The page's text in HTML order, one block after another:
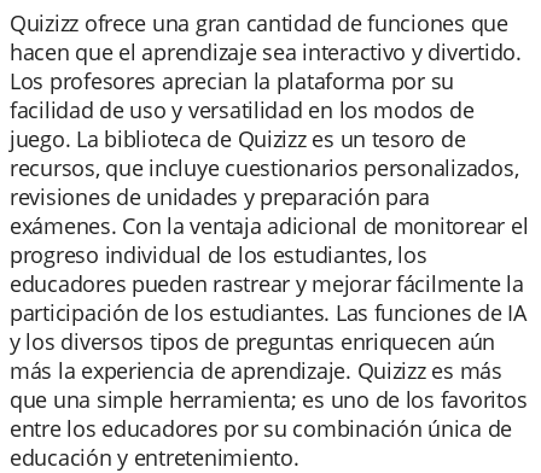
Quizizz ofrece una gran cantidad de funciones que
hacen que el aprendizaje sea interactivo y divertido.
Los profesores aprecian la plataforma por su
facilidad de uso y versatilidad en los modos de
juego. La biblioteca de Quizizz es un tesoro de
recursos, que incluye cuestionarios personalizados,
revisiones de unidades y preparación para
exámenes. Con la ventaja adicional de monitorear el
progreso individual de los estudiantes, los
educadores pueden rastrear y mejorar fácilmente la
participación de los estudiantes. Las funciones de IA
y los diversos tipos de preguntas enriquecen aún
más la experiencia de aprendizaje. Quizizz es más
que una simple herramienta; es uno de los favoritos
entre los educadores por su combinación única de
educación y entretenimiento.